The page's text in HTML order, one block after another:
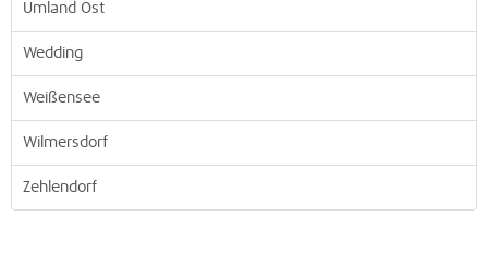
Umland Ost
Wedding
Weißensee
Wilmersdorf
Zehlendorf